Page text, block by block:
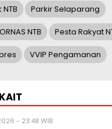
Parkir Selaparang
NTB Pesta Rakyat
VVIP Pengamanan
- 23:48 WIB